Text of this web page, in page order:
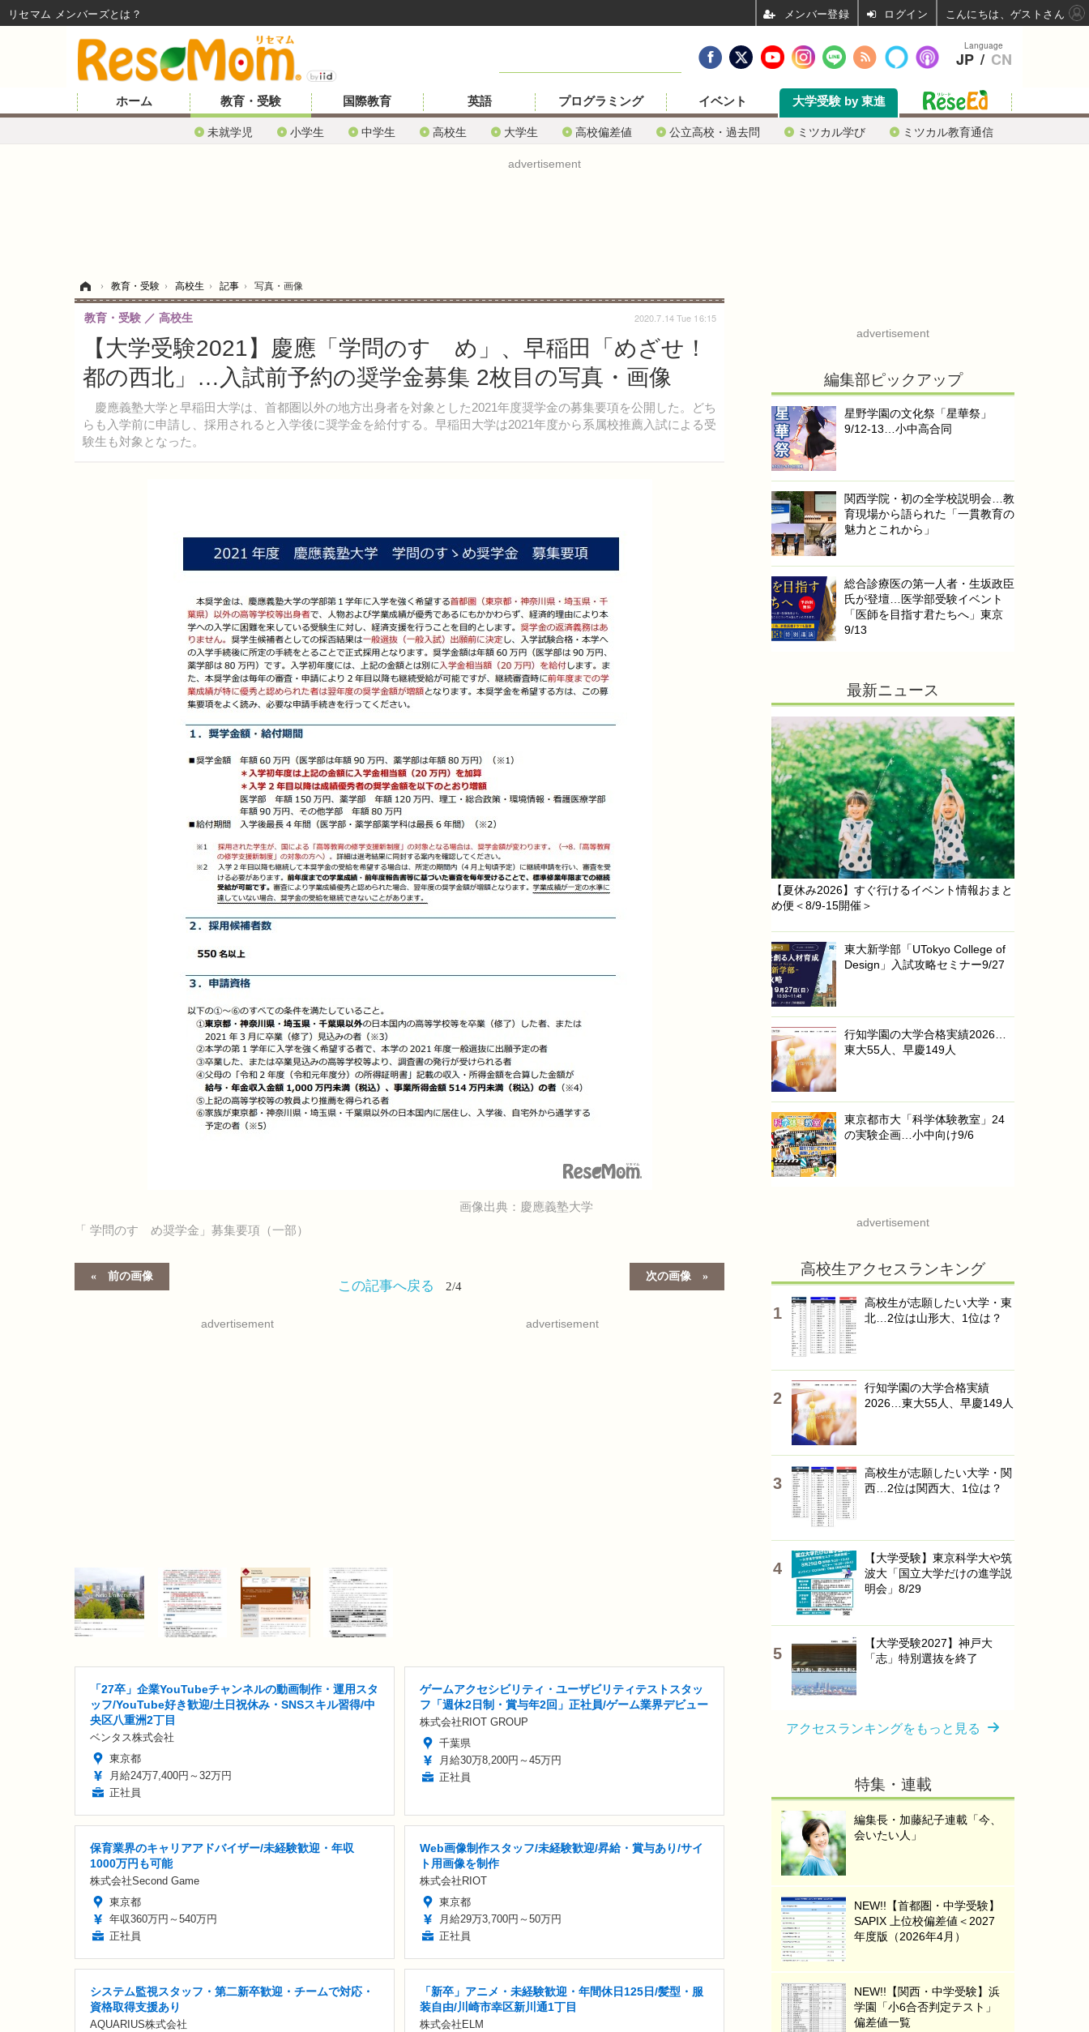
ホーム 教育・受験
未就学児 小学生 中学生 高校生 大学生 高校偏差値 公立高校・過去問 ミツカル学び ミツカル教育通信
国際教育 英語 プログラミング イベント 大学受験 by 東進
advertisement
› 教育・受験 › 高校生 › 記事 › 写真・画像
【大学受験2021】慶應「学問のすゝめ」、早稲田「めざせ！
都の西北」…入試前予約の奨学金募集 2枚目の写真・画像
慶應義塾大学と早稲田大学は、首都圏以外の地方出身者を対象とした2021年度奨学金の募集要項を公開した。どち
らも入学前に申請し、採用されると入学後に奨学金を給付する。早稲田大学は2021年度から系属校推薦入試による受
験生も対象となった。
教育・受験 高校生 2020.7.14 Tue 16:15
画像出典：慶應義塾大学
「 学問のすゝめ奨学金」募集要項（一部）
前の画像 次の画像
この記事へ戻る 2/4
advertisement advertisement
「27卒」企業YouTubeチャンネルの動画制作・運用スタ
ッフ/YouTube好き歓迎/土日祝休み・SNSスキル習得/中
央区八重洲2丁目
ベンタス株式会社
東京都
月給24万7,400円～32万円
正社員
ゲームアクセシビリティ・ユーザビリティテストスタッ
フ「週休2日制・賞与年2回」正社員/ゲーム業界デビュー
株式会社RIOT GROUP
千葉県
月給30万8,200円～45万円
正社員
保育業界のキャリアアドバイザー/未経験歓迎・年収
1000万円も可能
株式会社Second Game
東京都
年収360万円～540万円
正社員
Web画像制作スタッフ/未経験歓迎/昇給・賞与あり/サイ
ト用画像を制作
株式会社RIOT
東京都
月給29万3,700円～50万円
正社員
システム監視スタッフ・第二新卒歓迎・チームで対応・
資格取得支援あり
AQUARIUS株式会社
「新卒」アニメ・未経験歓迎・年間休日125日/髪型・服
装自由/川崎市幸区新川通1丁目
株式会社ELM
advertisement
編集部ピックアップ
星野学園の文化祭「星華祭」
9/12-13…小中高合同
関西学院・初の全学校説明会…教
育現場から語られた「一貫教育の
魅力とこれから」
総合診療医の第一人者・生坂政臣
氏が登壇…医学部受験イベント
「医師を目指す君たちへ」東京
9/13
最新ニュース
【夏休み2026】すぐ行けるイベント情報おまと
め便＜8/9-15開催＞
東大新学部「UTokyo College of
Design」入試攻略セミナー9/27
行知学園の大学合格実績2026…
東大55人、早慶149人
東京都市大「科学体験教室」24
の実験企画…小中向け9/6
advertisement
高校生アクセスランキング
高校生が志願したい大学・東
北…2位は山形大、1位は？
行知学園の大学合格実績
2026…東大55人、早慶149人
高校生が志願したい大学・関
西…2位は関西大、1位は？
【大学受験】東京科学大や筑
波大「国立大学だけの進学説
明会」8/29
【大学受験2027】神戸大
「志」特別選抜を終了
アクセスランキングをもっと見る
特集・連載
編集長・加藤紀子連載「今、
会いたい人」
NEW!!【首都圏・中学受験】
SAPIX 上位校偏差値＜2027
年度版（2026年4月）
NEW!!【関西・中学受験】浜
学園「小6合否判定テスト」
偏差値一覧
Language
JP / CN
リセマム メンバーズ ログイン こんにちは、ゲストさん